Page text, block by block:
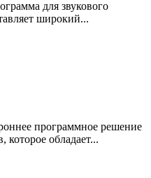
для звукового
широкий...
программное решение
которое обладает...